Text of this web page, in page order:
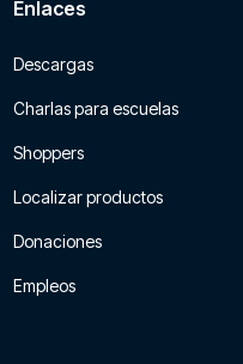
Enlaces
Descargas
Charlas para escuelas
Shoppers
Localizar productos
Donaciones
Empleos